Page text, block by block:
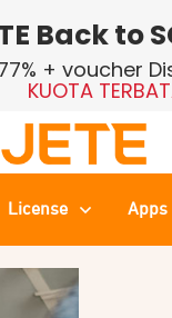
License Apps
Back to
+ voucher
KUOTA